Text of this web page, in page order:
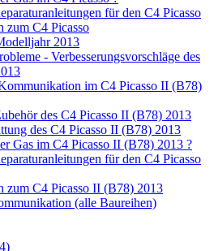
für den C4 Picasso
zum C4 Picasso
2013
- Verbesserungsvorschläge des
im C4 Picasso II (B78)
des C4 Picasso II (B78) 2013
des C4 Picasso II (B78) 2013
Gas im C4 Picasso II (B78) 2013 ?
für den C4 Picasso
zum C4 Picasso II (B78) 2013
(alle Baureihen)